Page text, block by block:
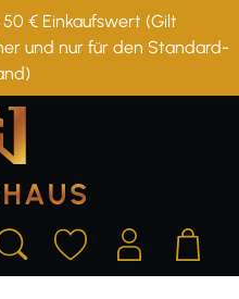
€ Einkaufswert (Gilt
und nur für den Standard-